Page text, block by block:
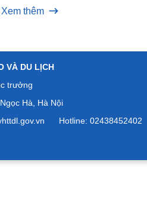
Xem thêm
VÀ DU LỊCH
trưởng
Hà, Hà Nội
Hotline: 02438452402